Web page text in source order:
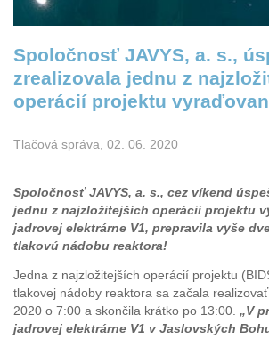
Spoločnosť JAVYS, a. s.,
zrealizovala jednu z
operácií projektu
Tlačová správa, 02. 06. 2020
Spoločnosť JAVYS, a. s., cez víkend
jednu z najzložitejších operácií projektu
jadrovej elektrárne V1, prepravila vyše
tlakovú nádobu reaktora!
Jedna z najzložitejších operácií projektu
tlakovej nádoby reaktora sa začala
2020 o 7:00 a skončila krátko po 13:00. „V
jadrovej elektrárne V1 v Jaslovských